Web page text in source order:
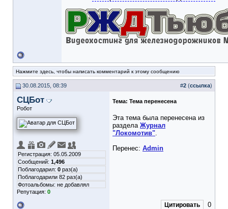
Нажмите здесь, чтобы написать комментарий к этому сообщению
30.08.2015, 08:39 #2 (ссылка)
СЦБот
Робот
Регистрация: 05.05.2009
Сообщений: 1,496
Поблагодарил: 0 раз(а)
Поблагодарили 82 раз(а)
Фотоальбомы: не добавлял
Репутация: 0
Тема: Тема перенесена
Эта тема была перенесена из
раздела Журнал
"Локомотив".
Перенес: Admin
Цитировать 0